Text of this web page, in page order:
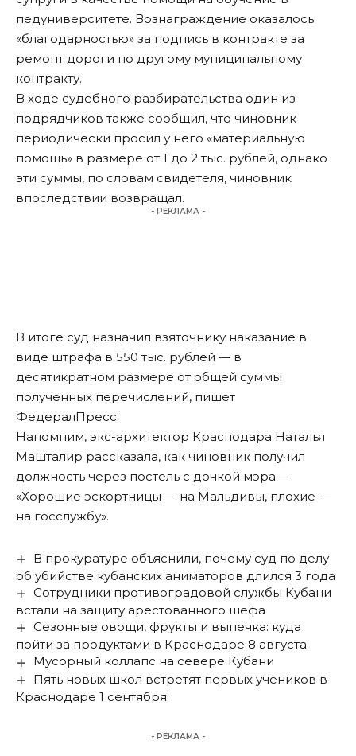
педуниверситете. Вознаграждение оказалось
«благодарностью» за подпись в контракте за
ремонт дороги по другому муниципальному
контракту.
В ходе судебного разбирательства один из
подрядчиков также сообщил, что чиновник
периодически просил у него «материальную
помощь» в размере от 1 до 2 тыс. рублей, однако
эти суммы, по словам свидетеля, чиновник
впоследствии возвращал.
- РЕКЛАМА -
В итоге суд назначил взяточнику наказание в
виде штрафа в 550 тыс. рублей — в
десятикратном размере от общей суммы
полученных перечислений, пишет
ФедералПресс.
Напомним, экс-архитектор Краснодара Наталья
Машталир рассказала, как чиновник получил
должность через постель с дочкой мэра —
«Хорошие эскортницы — на Мальдивы, плохие —
на госслужбу».
В прокуратуре объяснили, почему суд по делу
об убийстве кубанских аниматоров длился 3 года
Сотрудники противоградовой службы Кубани
встали на защиту арестованного шефа
Сезонные овощи, фрукты и выпечка: куда
пойти за продуктами в Краснодаре 8 августа
Мусорный коллапс на севере Кубани
Пять новых школ встретят первых учеников в
Краснодаре 1 сентября
- РЕКЛАМА -